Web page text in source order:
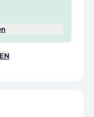
Plateauanhä
von
unsere Saris A
mit schwarze
Generation vo